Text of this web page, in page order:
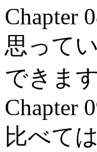
Chapter
思って
できます
Chapter
比べて